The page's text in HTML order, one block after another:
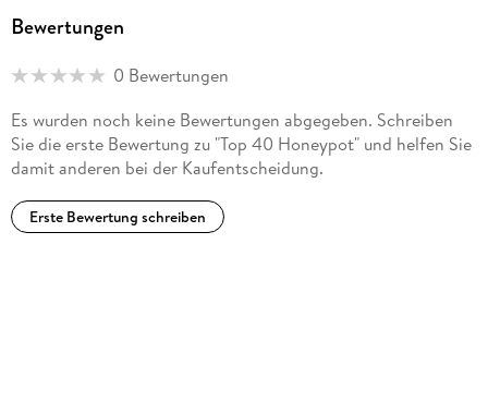
Bewertungen
0 Bewertungen
Es wurden noch keine Bewertungen abgegeben. Schreiben
Sie die erste Bewertung zu "Top 40 Honeypot" und helfen Sie
damit anderen bei der Kaufentscheidung.
Erste Bewertung schreiben